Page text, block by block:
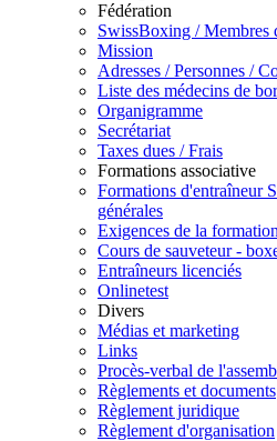
Fédération
SwissBoxing / Membres
Mission
Adresses / Personnes /
Liste des médecins de
Organigramme
Secrétariat
Taxes dues / Frais
Formations associative
Formations d'entraîneur
générales
Exigences de la
Cours de sauveteur -
Entraîneurs licenciés
Onlinetest
Divers
Médias et marketing
Links
Procès-verbal de
Règlements et documents
Règlement juridique
Règlement d'organisation